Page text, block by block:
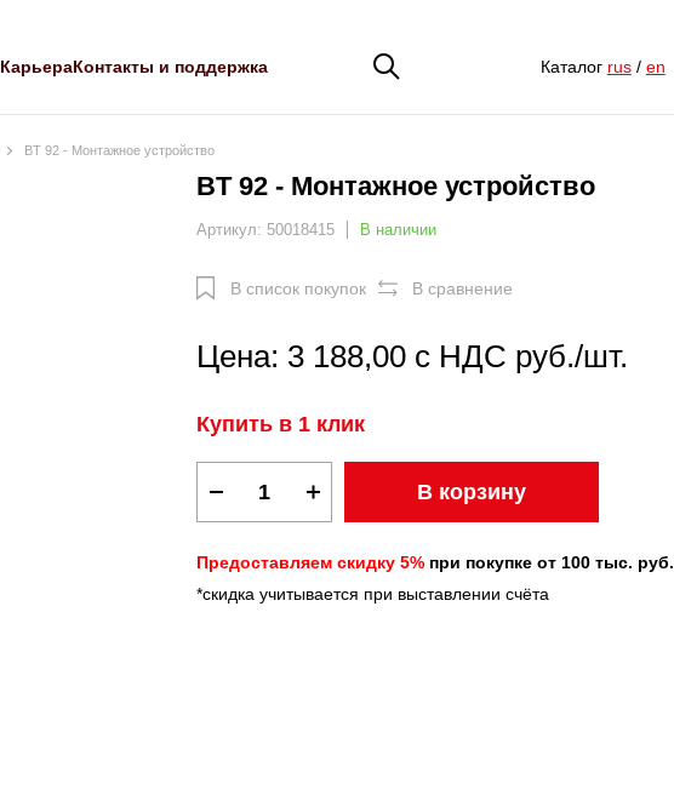
КарьераКонтакты и поддержка Каталог rus/ en
BT 92 - Монтажное устройство
BT 92 - Монтажное устройство
Артикул: 50018415 В наличии
В список покупок В сравнение
Цена: 3 188,00 с НДС руб./шт.
Купить в 1 клик
В корзину
Предоставляем скидку 5% при покупке от 100 тыс. руб.
*скидка учитывается при выставлении счёта